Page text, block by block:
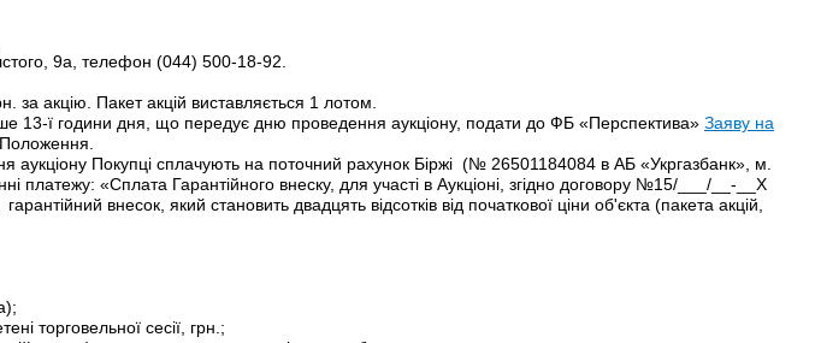
9а, телефон (044) 500-18-92.
за акцію. Пакет акцій виставляється 1 лотом.
13-ї години дня, що передує дню проведення аукціону, подати до ФБ «Перспектива» Заяву на
Покупці сплачують на поточний рахунок Біржі (№ 26501184084 в АБ «Укргазбанк», м.
«Сплата Гарантійного внеску, для участі в Аукціоні, згідно договору №15/___/__-__Х
гарантійний внесок, який становить двадцять відсотків від початкової ціни об'єкта (пакета акцій,
торговельної сесії, грн.;